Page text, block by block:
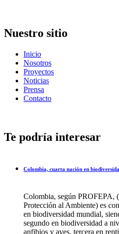
Nuestro sitio
Inicio
Nosotros
Proyectos
Noticias
Prensa
Contacto
Te podría interesar
Colombia, cuarta nación en
Colombia, según PROFEPA,
Protección al Ambiente) es
en biodiversidad mundial,
segundo en biodiversidad a
anfibios y aves, tercera en